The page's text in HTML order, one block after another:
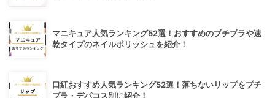
マニキュア人気ランキング52選！おすすめのプチプラや速
乾タイプのネイルポリッシュを紹介！
口紅おすすめ人気ランキング52選！落ちないリップをプチ
プラ・デパコス別に紹介！